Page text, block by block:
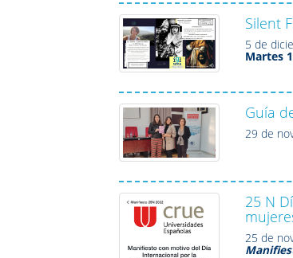
Silent
5 de
Martes
Guía
29 de
25 N
25 de